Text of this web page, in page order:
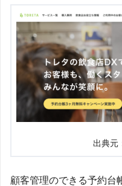
出典元
顧客管理のできる予約台